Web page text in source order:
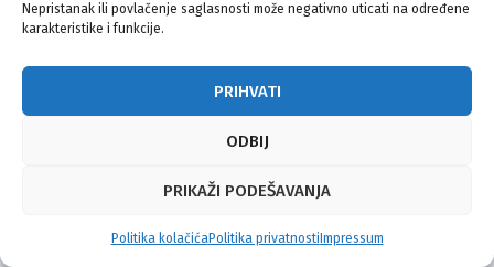
Nepristanak ili povlačenje saglasnosti može negativno uticati na određene
karakteristike i funkcije.
PRIHVATI
ODBIJ
PRIKAŽI PODEŠAVANJA
Politika kolačićaPolitika privatnosti Impressum
© Vijeće bošnjačke nacionalne manjine Grada Zagreba 2026